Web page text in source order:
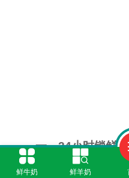
一、24小时锁鲜
鲜牛奶 鲜羊奶